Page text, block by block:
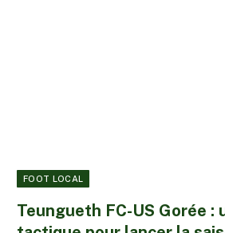
FOOT LOCAL
Teungueth FC-US Gorée :